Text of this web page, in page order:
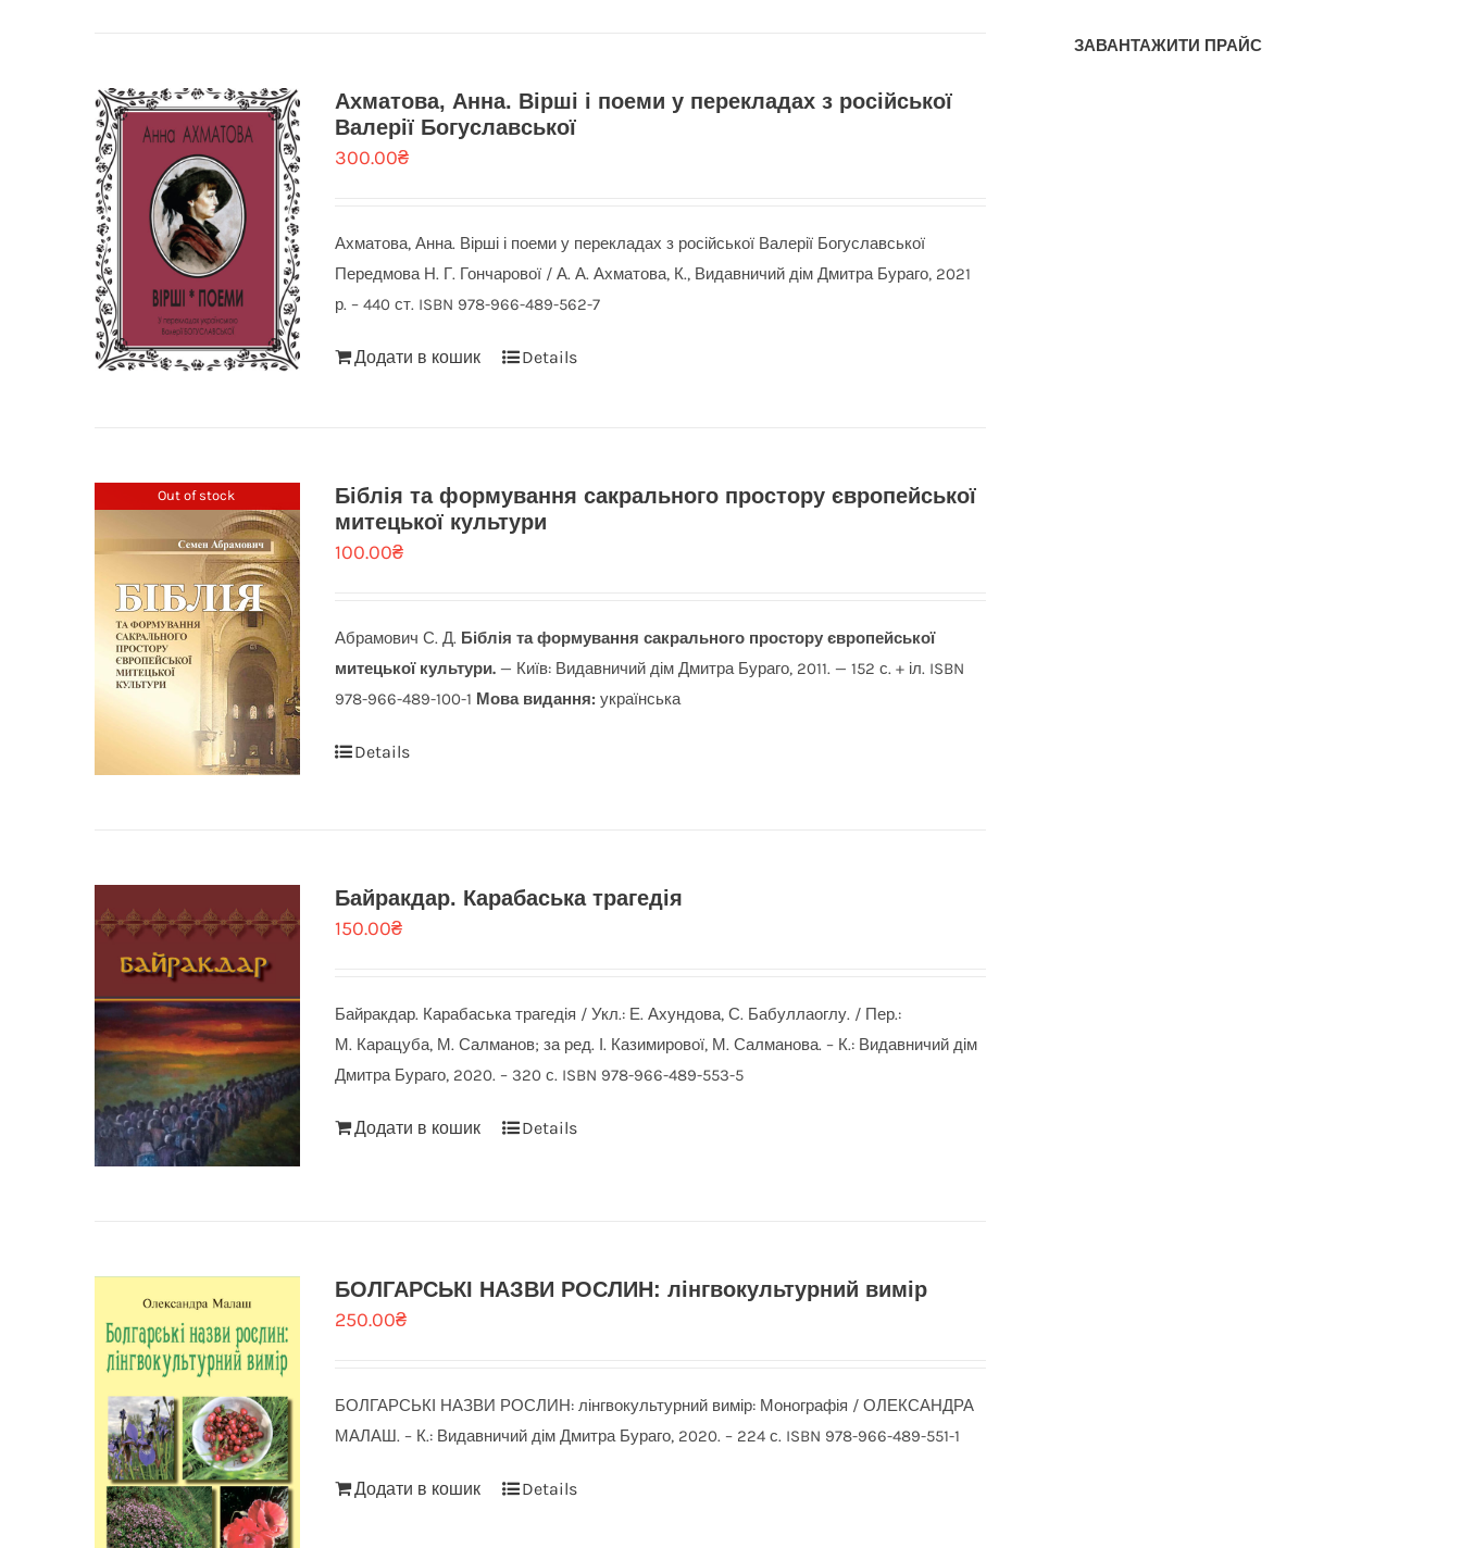
Ахматова, Анна. Вірші і поеми у перекладах з російської
Валерії Богуславської
300.00₴
Ахматова, Анна. Вірші і поеми у перекладах з російської Валерії Богуславської
Передмова Н. Г. Гончарової / А. А. Ахматова, К., Видавничий дім Дмитра Бураго, 2021
р. – 440 ст. ISBN 978-966-489-562-7
Додати в кошик Details
Out of stock
Біблія та формування сакрального простору європейської
митецької культури
100.00₴
Абрамович С. Д. Біблія та формування сакрального простору європейської
митецької культури. — Київ: Видавничий дім Дмитра Бураго, 2011. — 152 с. + іл. ISBN
978-966-489-100-1 Мова видання:українська
Details
Байракдар. Карабаська трагедія
150.00₴
Байракдар. Карабаська трагедія / Укл.: Е. Ахундова, С. Бабуллаоглу. / Пер.:
М. Карацуба, М. Салманов; за ред. І. Казимирової, М. Салманова. – К.: Видавничий дім
Дмитра Бураго, 2020. – 320 с. ISBN 978-966-489-553-5
Додати в кошик Details
БОЛГАРСЬКІ НАЗВИ РОСЛИН: лінгвокультурний вимір
250.00₴
БОЛГАРСЬКІ НАЗВИ РОСЛИН: лінгвокультурний вимір: Монографія / ОЛЕКСАНДРА
МАЛАШ. – К.: Видавничий дім Дмитра Бураго, 2020. – 224 с. ISBN 978-966-489-551-1
Додати в кошик Details
ЗАВАНТАЖИТИ ПРАЙС